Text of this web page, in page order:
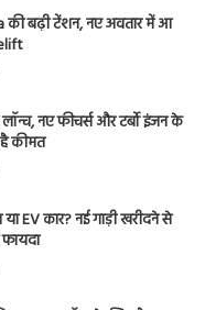
बढ़ी टेंशन, नए अवतार में आ
नए फीचर्स और टर्बो इंजन के
कीमत
EV कार? नई गाड़ी खरीदने से